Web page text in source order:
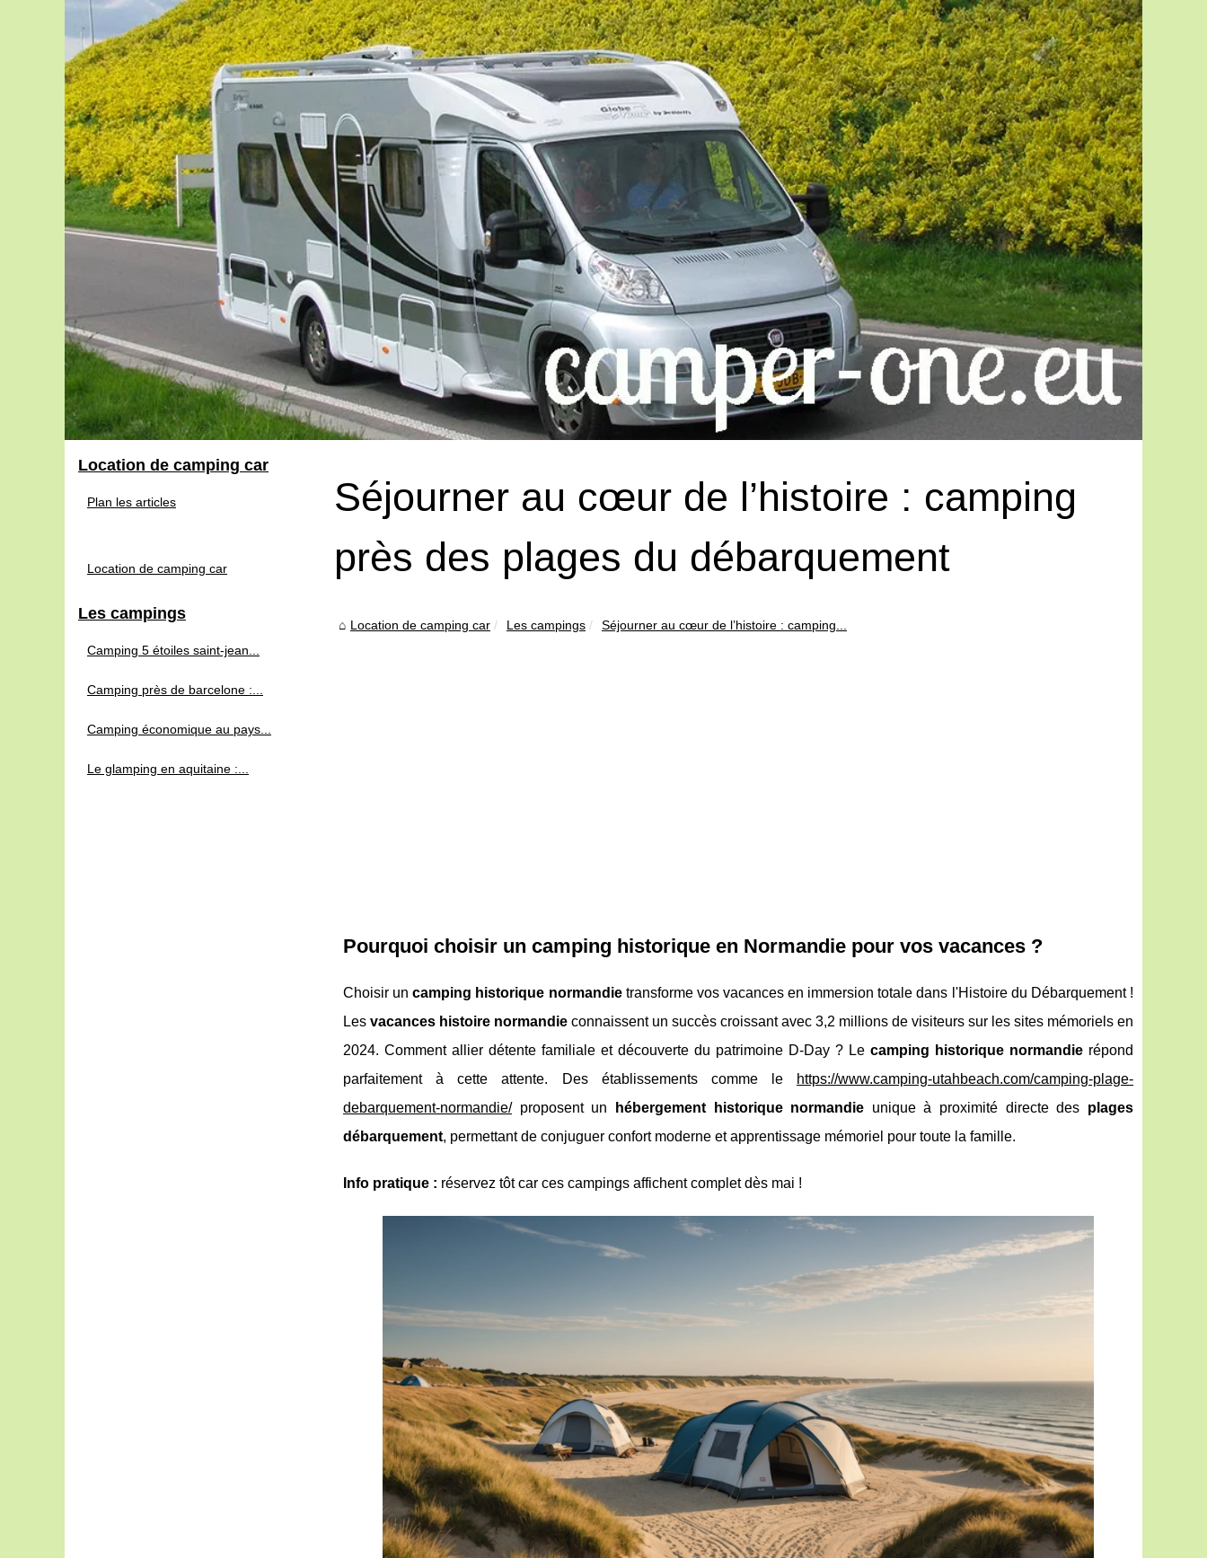
Séjourner au cœur de l’histoire : camping
près des plages du débarquement
Location de camping car Les campings Séjourner au cœur de l’histoire : camping...
Pourquoi choisir un camping historique en Normandie pour vos vacances ?
Choisir uncamping historique normandietransforme vos vacances en immersion totale dans l'Histoire du Débarquement !
Les vacances histoire normandie connaissent un succès croissant avec 3,2 millions de visiteurs sur les sites mémoriels en
2024. Comment allier détente familiale et découverte du patrimoine D-Day ? Le camping historique normandie répond
parfaitement à cette attente. Des établissements comme le
https://www.camping-utahbeach.com/camping-plage-
debarquement-normandie/proposent un hébergement historique normandie unique à proximité directe des plages
débarquement, permettant de conjuguer confort moderne et apprentissage mémoriel pour toute la famille.
Info pratique : réservez tôt car ces campings affichent complet dès mai !
Location de camping car
Plan les articles
Location de camping car
Les campings
Camping 5 étoiles saint-jean...
Camping près de barcelone :...
Camping économique au pays...
Le glamping en aquitaine :...